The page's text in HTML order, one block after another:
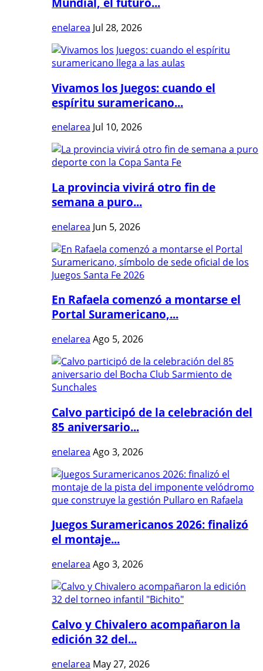
enelarea Jul 28, 2026
Vivamos los Juegos: cuando el
espíritu suramericano...
enelarea Jul 10, 2026
La provincia vivirá otro fin de
semana a puro...
enelarea Jun 5, 2026
En Rafaela comenzó a montarse el
Portal Suramericano,...
enelarea Ago 5, 2026
Calvo participó de la celebración del
85 aniversario...
enelarea Ago 3, 2026
Juegos Suramericanos 2026: finalizó
el montaje...
enelarea Ago 3, 2026
Calvo y Chivalero acompañaron la
edición 32 del...
enelarea May 27, 2026